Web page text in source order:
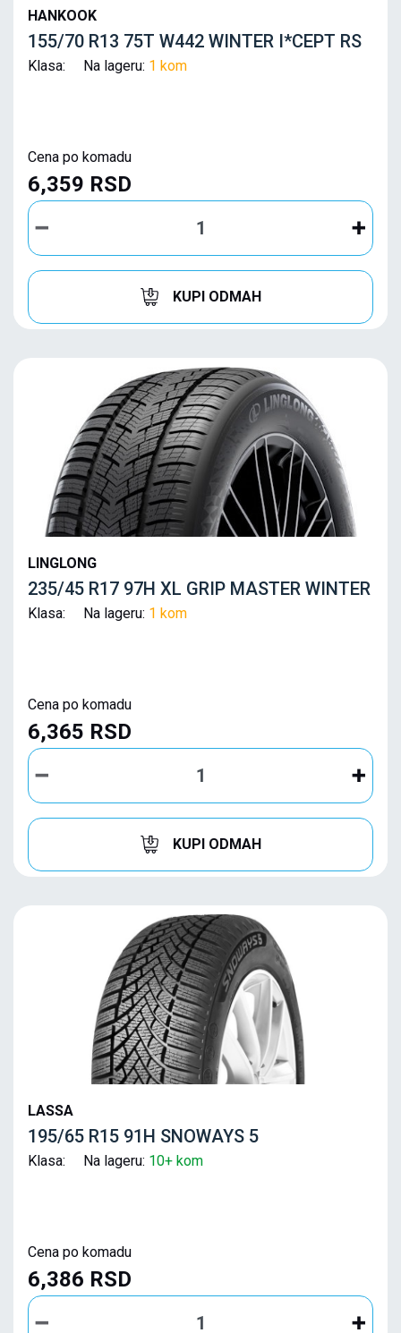
HANKOOK
155/70 R13 75T W442 WINTER I*CEPT RS
Klasa: Na lageru: 1 kom
Cena po komadu
6,359 RSD
KUPI ODMAH
LINGLONG
235/45 R17 97H XL GRIP MASTER WINTER
Klasa: Na lageru: 1 kom
Cena po komadu
6,365 RSD
KUPI ODMAH
LASSA
195/65 R15 91H SNOWAYS 5
Klasa: Na lageru: 10+ kom
Cena po komadu
6,386 RSD